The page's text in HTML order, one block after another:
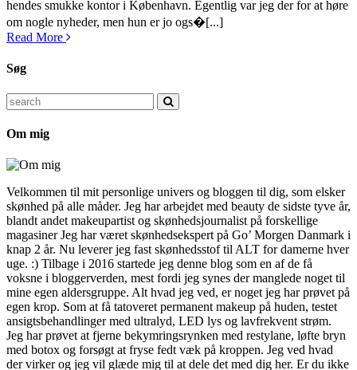
hendes smukke kontor i København. Egentlig var jeg der for at høre
om nogle nyheder, men hun er jo ogs�[...]
Read More
Søg
Search
for:
Om mig
Velkommen til mit personlige univers og bloggen til dig, som elsker
skønhed på alle måder. Jeg har arbejdet med beauty de sidste tyve år,
blandt andet makeupartist og skønhedsjournalist på forskellige
magasiner Jeg har været skønhedsekspert på Go’ Morgen Danmark i
knap 2 år. Nu leverer jeg fast skønhedsstof til ALT for damerne hver
uge. :) Tilbage i 2016 startede jeg denne blog som en af de få
voksne i bloggerverden, mest fordi jeg synes der manglede noget til
mine egen aldersgruppe. Alt hvad jeg ved, er noget jeg har prøvet på
egen krop. Som at få tatoveret permanent makeup på huden, testet
ansigtsbehandlinger med ultralyd, LED lys og lavfrekvent strøm.
Jeg har prøvet at fjerne bekymringsrynken med restylane, løfte bryn
med botox og forsøgt at fryse fedt væk på kroppen. Jeg ved hvad
der virker og jeg vil glæde mig til at dele det med dig her. Er du ikke